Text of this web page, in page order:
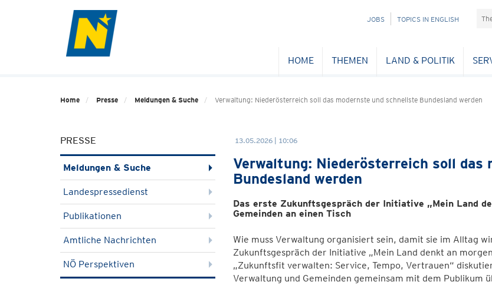
NAVIGATION
JOBS TOPICS IN ENGLISH
HOME THEMEN LAND & POLITIK
Home Presse Meldungen & Suche Verwaltung: Niederösterreich soll das modernste und schnellste Bundesland werden
PRESSE
Meldungen & Suche
Landespressedienst
Publikationen
Amtliche Nachrichten
NÖ Perspektiven
13.05.2026 | 10:06
Verwaltung: Niederösterreich soll das
Bundesland werden
Das erste Zukunftsgespräch der Initiative „Mein Land
Gemeinden an einen Tisch
Wie muss Verwaltung organisiert sein, damit sie im Alltag
Zukunftsgespräch der Initiative „Mein Land denkt an
„Zukunftsfit verwalten: Service, Tempo, Vertrauen“
Verwaltung und Gemeinden gemeinsam mit dem Publikum